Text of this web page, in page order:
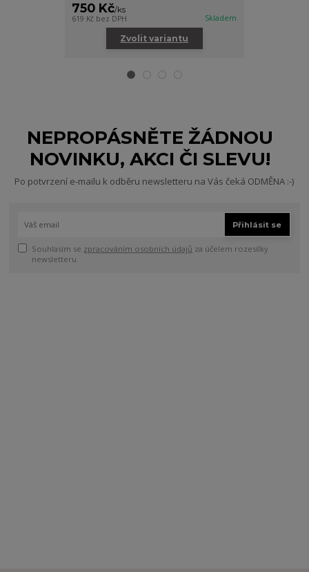
750 Kč/ks
619 Kč bez DPH Skladem
Zvolit variantu
NEPROPÁSNĚTE ŽÁDNOU
NOVINKU, AKCI ČI SLEVU!
Po potvrzení e-mailu k odběru newsletteru na Vás čeká ODMĚNA :-)
Přihlásit se
Souhlasím se zpracováním osobních údajů za účelem rozesílky
newsletteru.